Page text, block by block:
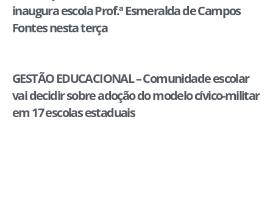
inaugura escola Prof.ª Esmeralda de Campos
Fontes nesta terça
GESTÃO EDUCACIONAL – Comunidade escolar
vai decidir sobre adoção do modelo cívico-militar
em 17 escolas estaduais